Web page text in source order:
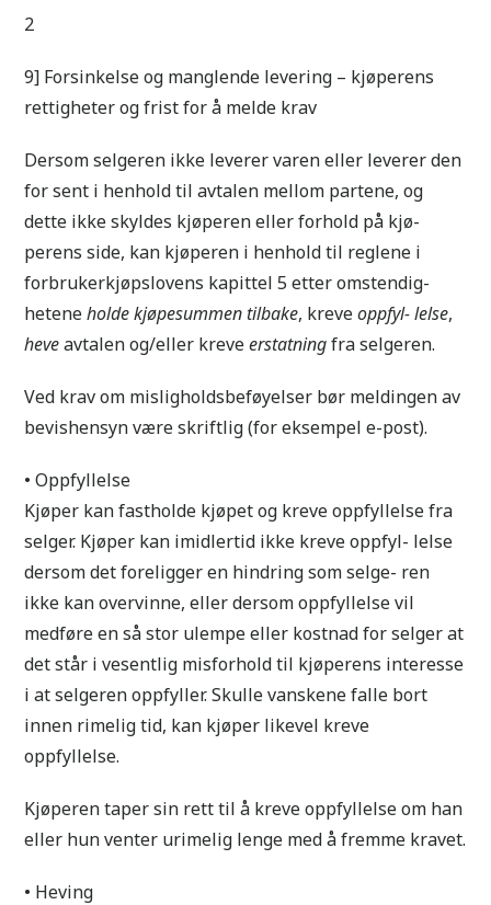
2
9] Forsinkelse og manglende levering – kjøperens
rettigheter og frist for å melde krav
Dersom selgeren ikke leverer varen eller leverer den
for sent i henhold til avtalen mellom partene, og
dette ikke skyldes kjøperen eller forhold på kjø-
perens side, kan kjøperen i henhold til reglene i
forbrukerkjøpslovens kapittel 5 etter omstendig-
heteneholde kjøpesummen tilbake, kreveoppfyl- lelse,
heveavtalen og/eller kreveerstatningfra selgeren.
Ved krav om misligholdsbeføyelser bør meldingen av
bevishensyn være skriftlig (for eksempel e-post).
• Oppfyllelse
Kjøper kan fastholde kjøpet og kreve oppfyllelse fra
selger. Kjøper kan imidlertid ikke kreve oppfyl- lelse
dersom det foreligger en hindring som selge- ren
ikke kan overvinne, eller dersom oppfyllelse vil
medføre en så stor ulempe eller kostnad for selger at
det står i vesentlig misforhold til kjøperens interesse
i at selgeren oppfyller. Skulle vanskene falle bort
innen rimelig tid, kan kjøper likevel kreve
oppfyllelse.
Kjøperen taper sin rett til å kreve oppfyllelse om han
eller hun venter urimelig lenge med å fremme kravet.
• Heving